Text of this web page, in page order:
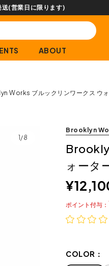
に限ります)
ABOUT
Works ブルックリンワークス ウォ
1/8
Brooklyn
ォータ
¥
ポイント
COLOR：